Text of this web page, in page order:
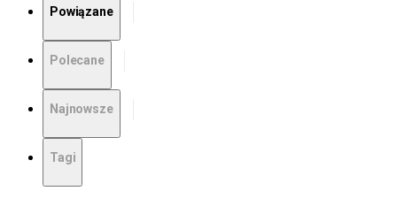
Powiązane
Polecane
Najnowsze
Tagi